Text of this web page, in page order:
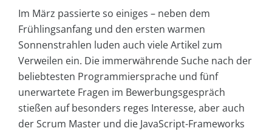
Im März passierte so einiges – neben dem
Frühlingsanfang und den ersten warmen
Sonnenstrahlen luden auch viele Artikel zum
Verweilen ein. Die immerwährende Suche nach der
beliebtesten Programmiersprache und fünf
unerwartete Fragen im Bewerbungsgespräch
stießen auf besonders reges Interesse, aber auch
der Scrum Master und die JavaScript-Frameworks